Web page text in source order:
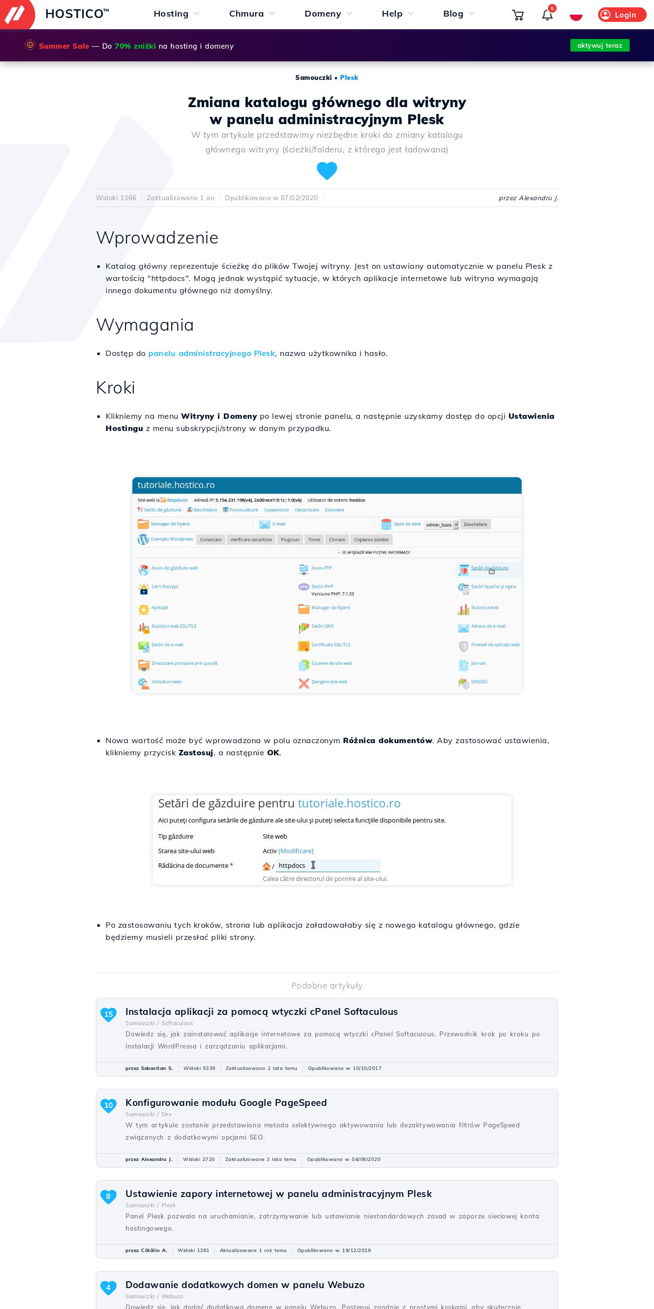
HOSTICO™ Hosting Chmura Domeny Help Blog Login
5
🌞 Summer Sale — Do 70% zniżki na hosting i domeny aktywuj teraz
Samouczki •Plesk
Zmiana katalogu głównego dla witryny
w panelu administracyjnym Plesk
W tym artykule przedstawimy niezbędne kroki do zmiany katalogu
głównego witryny (ścieżki/folderu, z którego jest ładowana)
Widoki 1366 Zaktualizowane 1 an Opublikowano w 07/02/2020 przez Alexandru J.
Wprowadzenie
Katalog główny reprezentuje ścieżkę do plików Twojej witryny. Jest on ustawiany automatycznie w panelu Plesk z
wartością "httpdocs". Mogą jednak wystąpić sytuacje, w których aplikacje internetowe lub witryna wymagają
innego dokumentu głównego niż domyślny.
Wymagania
Dostęp do panelu administracyjnego Plesk, nazwa użytkownika i hasło.
Kroki
Klikniemy na menu Witryny i Domeny po lewej stronie panelu, a następnie uzyskamy dostęp do opcji Ustawienia
Hostingu z menu subskrypcji/strony w danym przypadku.
Nowa wartość może być wprowadzona w polu oznaczonym Różnica dokumentów. Aby zastosować ustawienia,
klikniemy przycisk Zastosuj, a następnie OK.
Po zastosowaniu tych kroków, strona lub aplikacja załadowałaby się z nowego katalogu głównego, gdzie
będziemy musieli przesłać pliki strony.
Podobne artykuły
Instalacja aplikacji za pomocą wtyczki cPanel Softaculous
Samouczki / Softaculous
Dowiedz się, jak zainstalować aplikacje internetowe za pomocą wtyczki cPanel Softaculous. Przewodnik krok po kroku po
instalacji WordPressa i zarządzaniu aplikacjami.
15
przez Sebastian S. Widoki 5339 Zaktualizowano 2 lata temu Opublikowano w 10/10/2017
Konfigurowanie modułu Google PageSpeed
Samouczki / Dev
W tym artykule zostanie przedstawiona metoda selektywnego aktywowania lub dezaktywowania filtrów PageSpeed
związanych z dodatkowymi opcjami SEO.
10
przez Alexandru J. Widoki 2720 Zaktualizowane 3 lata temu Opublikowano w 04/06/2020
Ustawienie zapory internetowej w panelu administracyjnym Plesk
Samouczki / Plesk
Panel Plesk pozwala na uruchamianie, zatrzymywanie lub ustawianie niestandardowych zasad w zaporze sieciowej konta
hostingowego.
8
przez Cătălin A. Widoki 1381 Aktualizowane 1 rok temu Opublikowano w 19/12/2019
Dodawanie dodatkowych domen w panelu Webuzo
Samouczki / Webuzo
Dowiedz się, jak dodać dodatkową domenę w panelu Webuzo. Postępuj zgodnie z prostymi krokami, aby skutecznie
4